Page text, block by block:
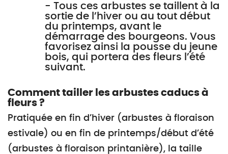
- Tous ces arbustes se taillent à la
sortie de l’hiver ou au tout début
du printemps, avant le
démarrage des bourgeons. Vous
favorisez ainsi la pousse du jeune
bois, qui portera des fleurs l’été
suivant.
Comment tailler les arbustes caducs à
fleurs ?
Pratiquée en fin d’hiver (arbustes à floraison
estivale) ou en fin de printemps/début d’été
(arbustes à floraison printanière), la taille